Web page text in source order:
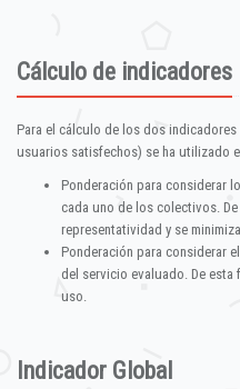
Cálculo de indicadores
Para el cálculo de los dos
usuarios satisfechos) se ha utilizado
Ponderación para considerar
cada uno de los colectivos.
representatividad y se
Ponderación para considerar
del servicio evaluado. De esta
uso.
Indicador Global